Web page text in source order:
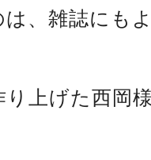
、雑誌にも
上げた西岡